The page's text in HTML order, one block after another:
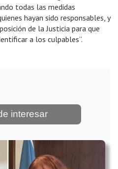
todas las medidas
hayan sido responsables, y
de la Justicia para que
a los culpables”.
interesar